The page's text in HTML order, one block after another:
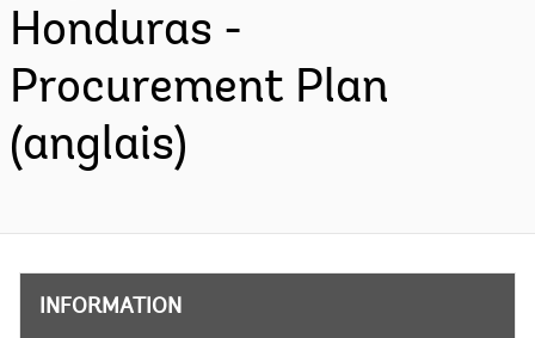
Honduras -
Procurement Plan
(anglais)
INFORMATION